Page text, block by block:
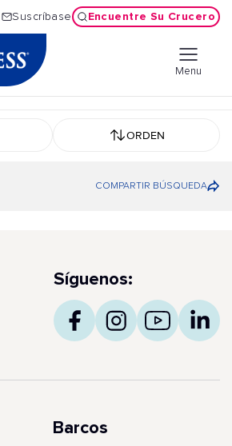
Suscríbase Encuentre Su Crucero
Menu
ORDEN
COMPARTIR BÚSQUEDA
Síguenos:
Barcos